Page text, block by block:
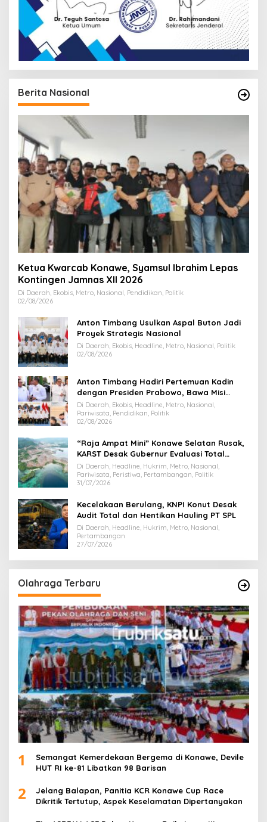
Berita Nasional
Ketua Kwarcab Konawe, Syamsul Ibrahim Lepas
Kontingen Jamnas XII 2026
Di Daerah, Ekobis, Metro, Nasional, Pendidikan, Politik
02/08/2026
Anton Timbang Usulkan Aspal Buton Jadi
Proyek Strategis Nasional
Di Daerah, Ekobis, Headline, Metro, Nasional, Politik
02/08/2026
Anton Timbang Hadiri Pertemuan Kadin
dengan Presiden Prabowo, Bawa Misi
Majukan Ekonomi Sultra
Di Daerah, Ekobis, Headline, Metro, Nasional,
Pariwisata, Pendidikan, Politik
02/08/2026
“Raja Ampat Mini” Konawe Selatan Rusak,
KARST Desak Gubernur Evaluasi Total
Dispar Sultra
Di Daerah, Headline, Hukrim, Metro, Nasional,
Pariwisata, Peristiwa, Pertambangan, Politik
31/07/2026
Kecelakaan Berulang, KNPI Konut Desak
Audit Total dan Hentikan Hauling PT SPL
Di Daerah, Headline, Hukrim, Metro, Nasional,
Pertambangan
27/07/2026
Olahraga Terbaru
1
Semangat Kemerdekaan Bergema di Konawe, Devile
HUT RI ke-81 Libatkan 98 Barisan
2
Jelang Balapan, Panitia KCR Konawe Cup Race
Dikritik Tertutup, Aspek Keselamatan Dipertanyakan